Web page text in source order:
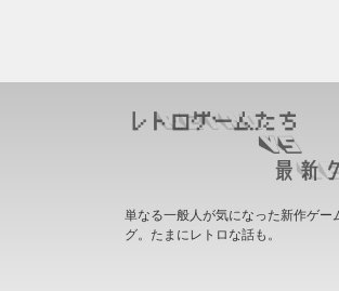
単なる一般人が気になった新作ゲー
グ。たまにレトロな話も。